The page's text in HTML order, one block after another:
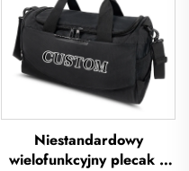
Niestandardowy
wielofunkcyjny plecak o